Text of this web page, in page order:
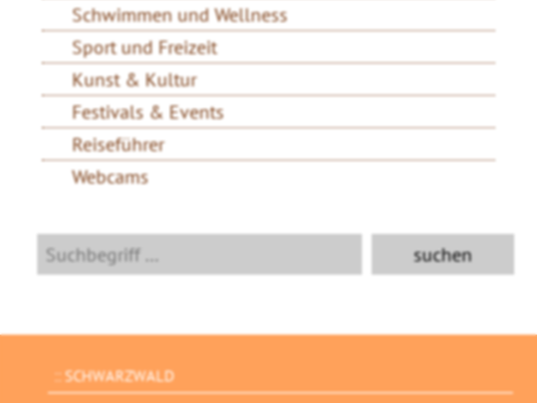
Schwimmen und Wellness
Sport und Freizeit
Kunst & Kultur
Festivals & Events
Reiseführer
Webcams
SCHWARZWALD